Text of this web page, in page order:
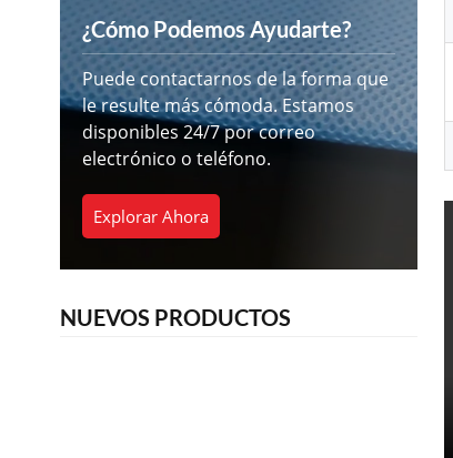
¿Cómo Podemos Ayudarte?
Puede contactarnos de la forma que
le resulte más cómoda. Estamos
disponibles 24/7 por correo
electrónico o teléfono.
Explorar Ahora
NUEVOS PRODUCTOS